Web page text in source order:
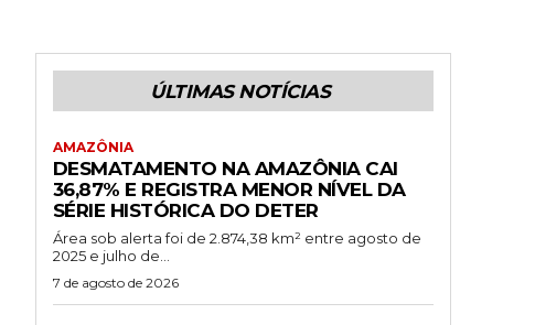
ÚLTIMAS NOTÍCIAS
AMAZÔNIA
DESMATAMENTO NA AMAZÔNIA CAI
36,87% E REGISTRA MENOR NÍVEL DA
SÉRIE HISTÓRICA DO DETER
Área sob alerta foi de 2.874,38 km² entre agosto de
2025 e julho de...
7 de agosto de 2026